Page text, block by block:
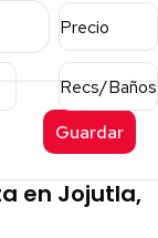
Precio
Recs/Baños
Guardar
en Jojutla,